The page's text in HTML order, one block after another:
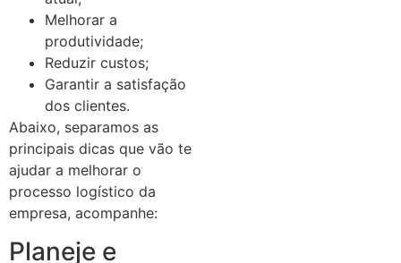
Melhorar a
produtividade;
Reduzir custos;
Garantir a satisfação
dos clientes.
Abaixo, separamos as
principais dicas que vão te
ajudar a melhorar o
processo logístico da
empresa, acompanhe:
Planeje e